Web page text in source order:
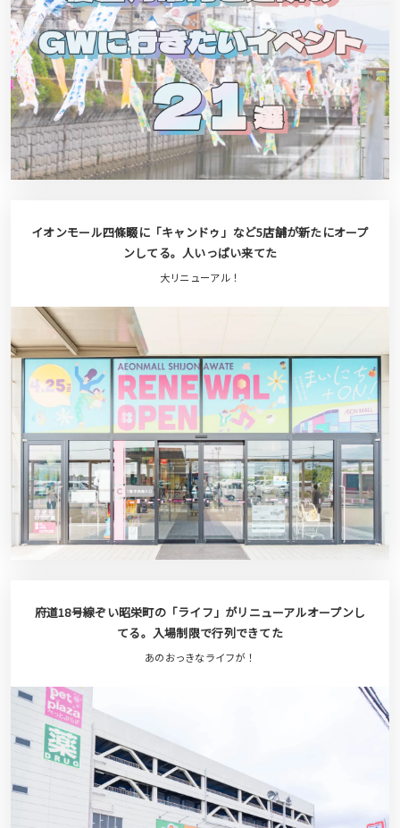
イオンモール四條畷に「キャンドゥ」など5店舗が新たにオープ
ンしてる。人いっぱい来てた
大リニューアル！
府道18号線ぞい昭栄町の「ライフ」がリニューアルオープンし
てる。入場制限で行列できてた
あのおっきなライフが！